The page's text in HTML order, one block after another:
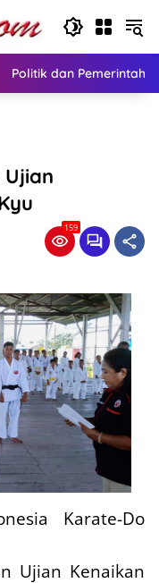
Politik dan
159
Karate-Do
Ujian Kenaikan